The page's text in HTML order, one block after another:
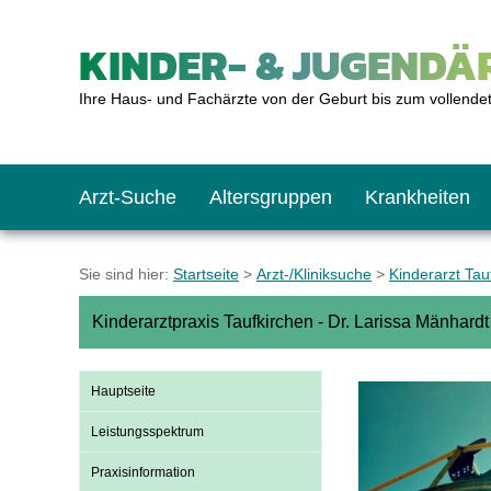
KINDER- &
Ihre Haus- und Fachärzte von der Geburt bis zum
Arzt-Suche Altersgruppen
Das erste Jahr
Jugendliche
Krankheiten
Baby: U1 bis U6
Teenager: J1 bis
Impfkalender
Impfreaktionen
Notrufnummern
Sofortmaßnahmen
Notdienste
Link-Tipps
BMI-Rechner
Wachstum-
Sie sind hier: Startseite > Arzt-/Kliniksuche > Kinderarzt
Kinderarztpraxis Taufkirchen - Dr. Larissa
Hauptseite
Leistungsspektrum
Praxisinformation